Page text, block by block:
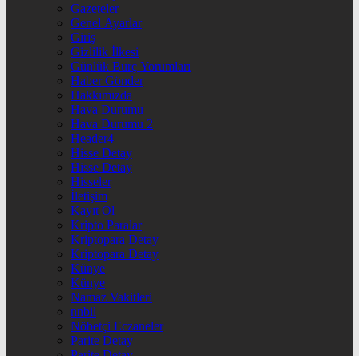
Gazeteler
Genel Ayarlar
Giriş
Gizlilik İlkesi
Günlük Burç Yorumları
Haber Gönder
Hakkımızda
Hava Durumu
Hava Durumu 2
Header4
Hisse Detay
Hisse Detay
Hisseler
İletişim
Kayıt Ol
Kripto Paralar
Kriptopara Detay
Kriptopara Detay
Künye
Künye
Namaz Vakitleri
nnbil
Nöbetçi Eczaneler
Parite Detay